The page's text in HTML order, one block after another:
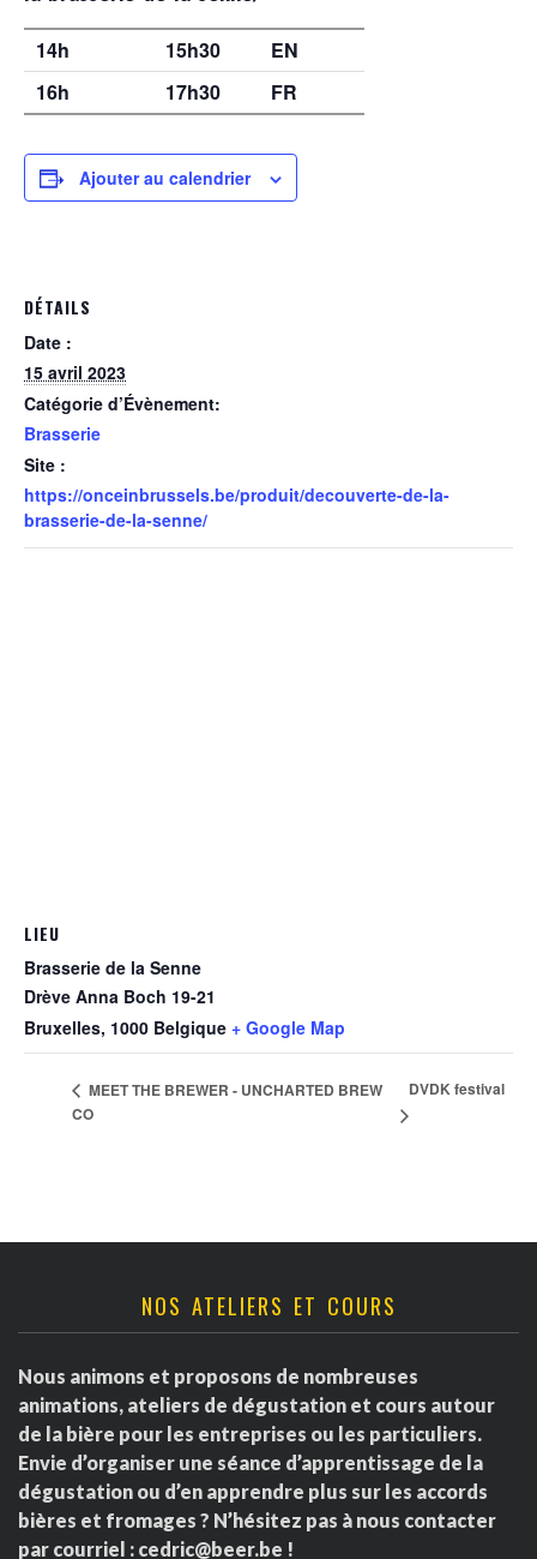
14h 15h30
EN
16h
17h30 FR
Ajouter au calendrier
DÉTAILS
Date :
15 avril 2023
Catégorie d’Évènement:
Brasserie
Site :
https://onceinbrussels.be/produit/decouverte-de-la-
brasserie-de-la-senne/
LIEU
Brasserie de la Senne
Drève Anna Boch 19-21
Bruxelles, 1000 Belgique + Google Map
MEET THE BREWER - UNCHARTED BREW
CO
DVDK festival
NOS ATELIERS ET COURS
Nous animons et proposons de nombreuses
animations, ateliers de dégustation et cours autour
de la bière pour les entreprises ou les particuliers.
Envie d’organiser une séance d’apprentissage de la
dégustation ou d’en apprendre plus sur les accords
bières et fromages ? N’hésitez pas à nous contacter
par courriel : cedric@beer.be !